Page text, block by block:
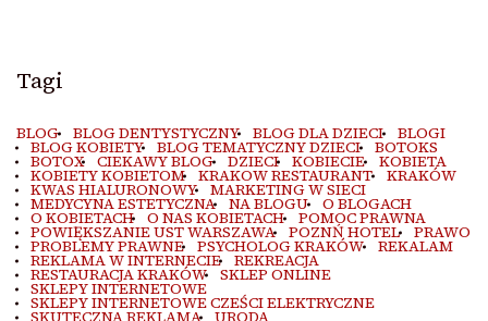
Tagi
BLOG BLOG DENTYSTYCZNY BLOG DLA DZIECI BLOGI
BLOG KOBIETY BLOG TEMATYCZNY DZIECI BOTOKS
BOTOX CIEKAWY BLOG DZIECI KOBIECIE KOBIETA
KOBIETY KOBIETOM KRAKOW RESTAURANT KRAKÓW
KWAS HIALURONOWY MARKETING W SIECI
MEDYCYNA ESTETYCZNA NA BLOGU O BLOGACH
O KOBIETACH O NAS KOBIETACH POMOC PRAWNA
POWIĘKSZANIE UST WARSZAWA POZNŃ HOTEL PRAWO
PROBLEMY PRAWNE PSYCHOLOG KRAKÓW REKALAM
REKLAMA W INTERNECIE REKREACJA
RESTAURACJA KRAKÓW SKLEP ONLINE
SKLEPY INTERNETOWE
SKLEPY INTERNETOWE CZEŚCI ELEKTRYCZNE